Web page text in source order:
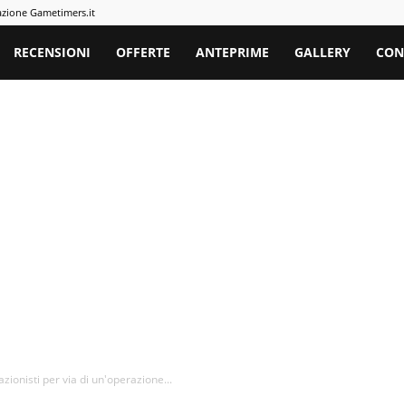
Gametimers.it
RECENSIONI OFFERTE ANTEPRIME GALLERY
per via di un'operazione...